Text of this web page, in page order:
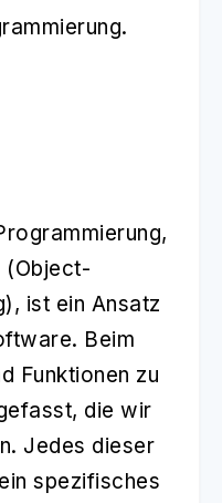
.
(Object-
ist ein Ansatz
Beim
Funktionen zu
die wir
Jedes dieser
spezifisches